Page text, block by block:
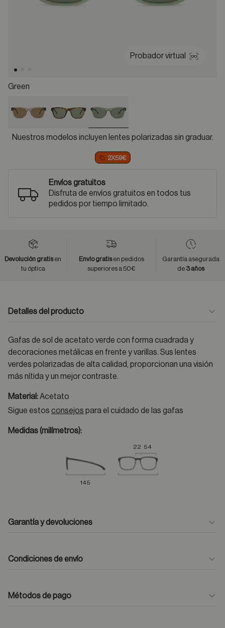
Probador virtual
Green
selected
Nuestros modelos incluyen lentes polarizadas sin graduar.
2X59€
Envíos gratuitos
Disfruta de envíos gratuitos en todos tus
pedidos por tiempo limitado.
Devolución gratisen
tu óptica
Envío gratisen pedidos
superiores a 50€
Garantía asegurada
de 3 años
Detalles del producto
Gafas de sol de acetato verde con forma cuadrada y
decoraciones metálicas en frente y varillas. Sus lentes
verdes polarizadas de alta calidad, proporcionan una visión
más nítida y un mejor contraste.
Material:Acetato
Sigue estos consejos para el cuidado de las gafas
Medidas (milímetros):
22 54
145
Garantía y devoluciones
Condiciones de envío
Métodos de pago